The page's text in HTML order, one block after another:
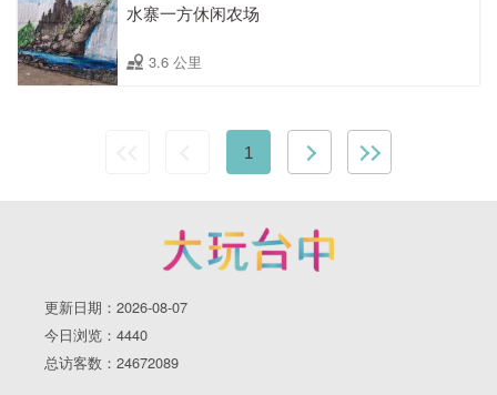
水寨一方休闲农场
3.6 公里
1
更新日期：2026-08-07
今日浏览：4440
总访客数：24672089